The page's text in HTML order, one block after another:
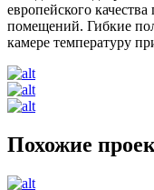
европейского
помещений. Гибкие
камере температуру
Похожие